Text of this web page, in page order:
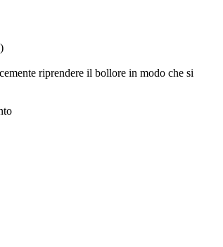
riprendere il bollore in modo che si